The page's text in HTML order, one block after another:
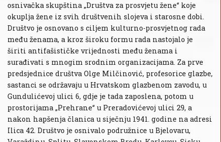
osnivačka skupština „Društva za prosvjetu žene“ koje
okuplja žene iz svih društvenih slojeva i starosne dobi.
Društvo je osnovano s ciljem kulturno-prosvjetnog rada
među ženama, a kroz široku formu rada nastojalo je
širiti antifašističke vrijednosti među ženama i
surađivati s mnogim srodnim organizacijama. Za prve
predsjednice društva Olge Milčinović, profesorice glazbe,
sastanci se održavaju u Hrvatskom glazbenom zavodu, u
Gundulićevoj ulici 6, gdje je tada zaposlena, potom u
prostorijama „Prehrane“ u Preradovićevoj ulici 29, a
nakon hapšenja članica u siječnju 1941. godine na adresi
Ilica 42. Društvo je osnivalo podružnice u Bjelovaru,